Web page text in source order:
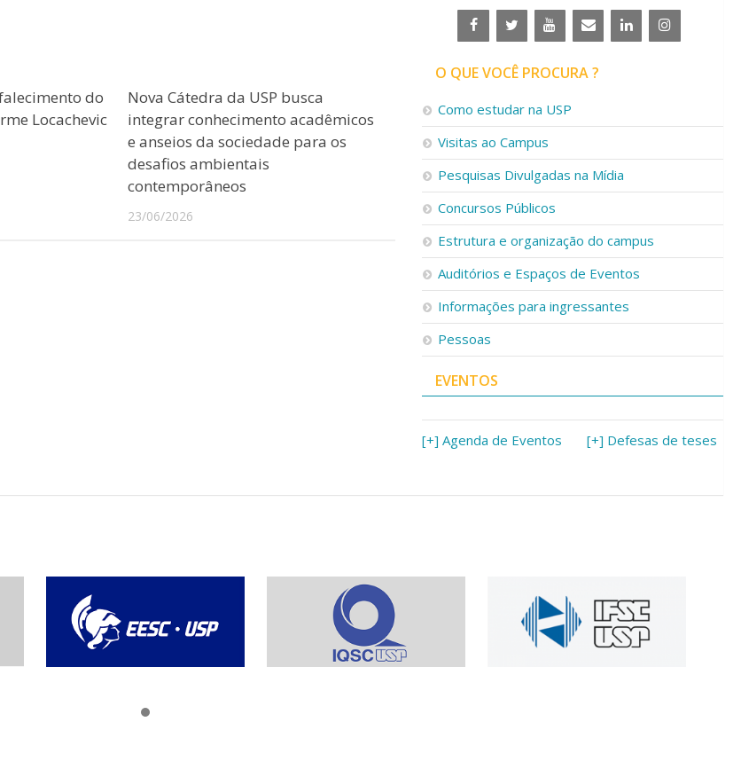
do
Locachevic
Nova Cátedra da USP busca
integrar conhecimento acadêmicos
e anseios da sociedade para os
desafios ambientais
contemporâneos
23/06/2026
O QUE VOCÊ PROCURA ?
Como estudar na USP
Visitas ao Campus
Pesquisas Divulgadas na Mídia
Concursos Públicos
Estrutura e organização do campus
Auditórios e Espaços de Eventos
Informações para ingressantes
Pessoas
EVENTOS
[+] Agenda de Eventos [+] Defesas de teses